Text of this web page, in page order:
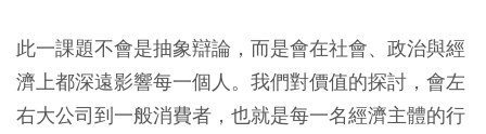
此一課題不會是抽象辯論，而是會在社會、政治與經
濟上都深遠影響每一個人。我們對價值的探討，會左
右大公司到一般消費者，也就是每一名經濟主體的行